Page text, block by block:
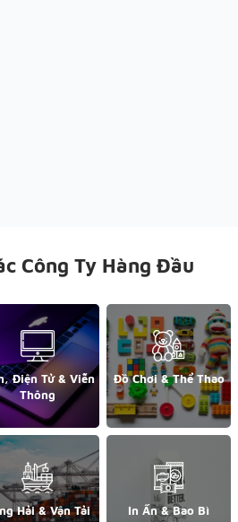
Công Ty Hàng Đầu
Điện Tử & Viễn
Thông
Đồ Chơi & Thể Thao
Hải & Vận Tải In Ấn & Bao Bì